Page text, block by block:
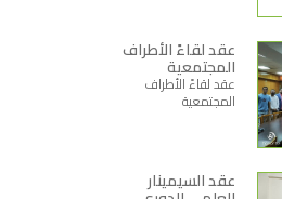
عقد لقاءً الأطراف
المجتمعية
عقد لقاءً الأطراف
المجتمعية
عقد السيمينار